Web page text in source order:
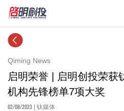
Qiming News
启明荣誉 | 启明创投荣获
机构先锋榜单7项大奖
02/08/2023 | 钛媒体